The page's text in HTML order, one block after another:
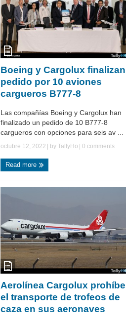
Boeing y Cargolux finalizan
pedido por 10 aviones
cargueros B777-8
Las compañías Boeing y Cargolux han
finalizado un pedido de 10 B777-8
cargueros con opciones para seis av ...
octubre 12, 2022 | by TallyHo 0 comments
Read more
Aerolínea Cargolux prohíbe
el transporte de trofeos de
caza en sus aeronaves